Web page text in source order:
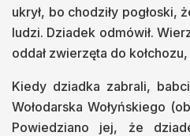
ukrył, bo chodziły pogłoski,
ludzi. Dziadek odmówił.
oddał zwierzęta do
Kiedy dziadka zabrali,
Wołodarska Wołyńskiego
Powiedziano jej, że